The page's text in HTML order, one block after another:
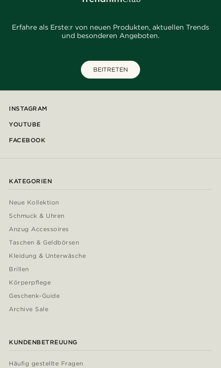
Erfahre als Erste:r von neuen Produkten, aktuellen Trends
und besonderen Angeboten.
BEITRETEN
INSTAGRAM
YOUTUBE
FACEBOOK
KATEGORIEN
Neue Kollektion
Schmuck & Uhren
Anzug Accessoires
Taschen & Geldbörsen
Kleidung & Unterwäsche
Brillen
Körperpflege
Geschenk-Guide
Archive Sale
KUNDENBETREUUNG
Häufig gestellte Fragen